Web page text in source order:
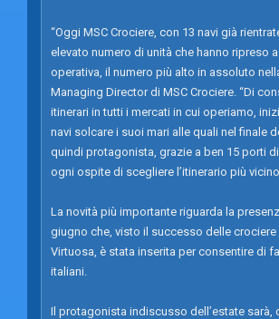
“Oggi MSC Crociere, con 13 navi già
elevato numero di unità che hanno ripreso
operativa, il numero più alto in assoluto
Managing Director di MSC Crociere. “Di
itinerari in tutti i mercati in cui operiamo,
navi solcare i suoi mari alle quali nel finale
quindi protagonista, grazie a ben 15 porti
ogni ospite di scegliere l’itinerario più
La novità più importante riguarda la
giugno che, visto il successo delle
Virtuosa, è stata inserita per consentire di
italiani.
Il protagonista indiscusso dell’estate sarà,